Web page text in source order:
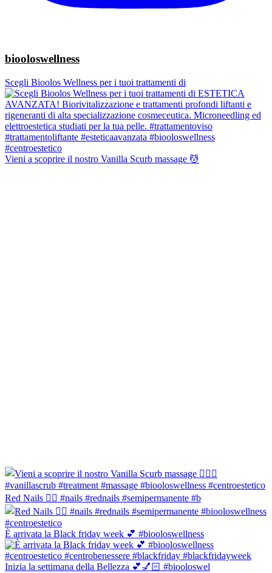
biooloswellness
Scegli Bioolos Wellness per i tuoi trattamenti di
Vieni a scoprire il nostro Vanilla Scurb massage 💆
Red Nails ❤️‍🔥 #nails #rednails #semipermanente #b
È arrivata la Black friday week 💕 #biooloswellness
Inizia la settimana della Bellezza 💕💅🏻 #biooloswel